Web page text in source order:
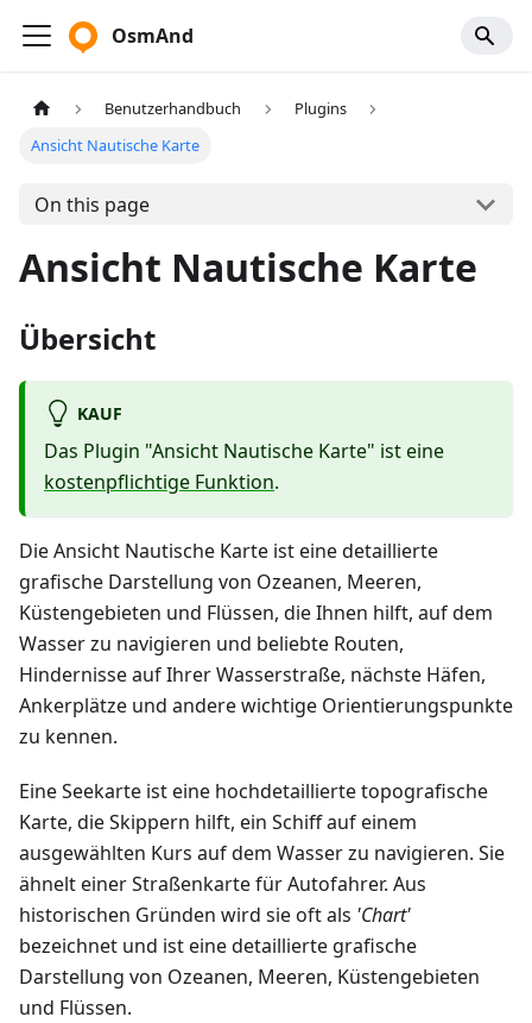
OsmAnd
Benutzerhandbuch
Plugins
Ansicht Nautische Karte
On this page
Ansicht Nautische Karte
Übersicht
KAUF
Das Plugin "Ansicht Nautische Karte" ist eine
kostenpflichtige Funktion.
Die Ansicht Nautische Karte ist eine detaillierte
grafische Darstellung von Ozeanen, Meeren,
Küstengebieten und Flüssen, die Ihnen hilft, auf dem
Wasser zu navigieren und beliebte Routen,
Hindernisse auf Ihrer Wasserstraße, nächste Häfen,
Ankerplätze und andere wichtige Orientierungspunkte
zu kennen.
Eine Seekarte ist eine hochdetaillierte topografische
Karte, die Skippern hilft, ein Schiff auf einem
ausgewählten Kurs auf dem Wasser zu navigieren. Sie
ähnelt einer Straßenkarte für Autofahrer. Aus
historischen Gründen wird sie oft als 'Chart'
bezeichnet und ist eine detaillierte grafische
Darstellung von Ozeanen, Meeren, Küstengebieten
und Flüssen.